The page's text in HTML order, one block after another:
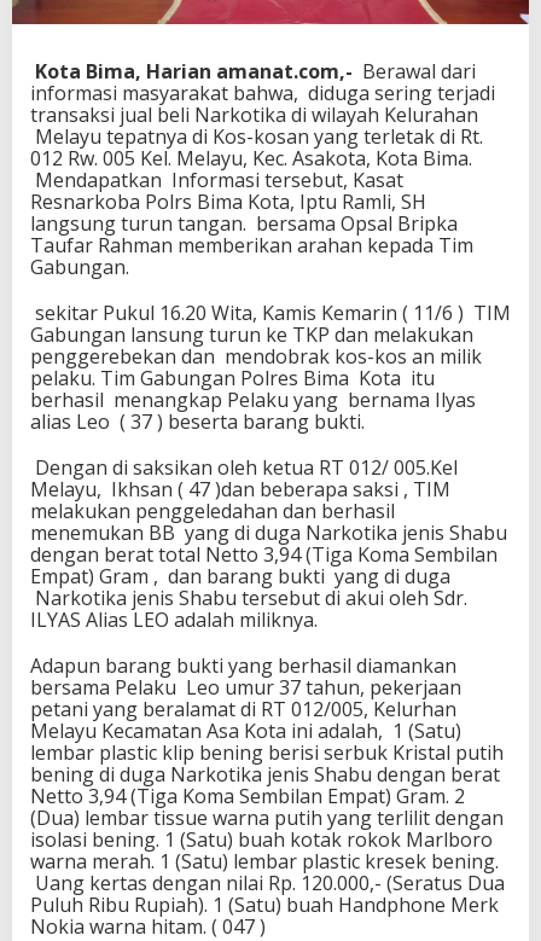
n
g
e
d
a
r
S
h
a
Kota Bima, Harian amanat.com,- Berawal dari
informasi masyarakat bahwa, diduga sering terjadi
transaksi jual beli Narkotika di wilayah Kelurahan
Melayu tepatnya di Kos-kosan yang terletak di Rt.
012 Rw. 005 Kel. Melayu, Kec. Asakota, Kota Bima.
Mendapatkan Informasi tersebut, Kasat
Resnarkoba Polrs Bima Kota, Iptu Ramli, SH
langsung turun tangan. bersama Opsal Bripka
Taufar Rahman memberikan arahan kepada Tim
Gabungan.
sekitar Pukul 16.20 Wita, Kamis Kemarin ( 11/6 ) TIM
Gabungan lansung turun ke TKP dan melakukan
penggerebekan dan mendobrak kos-kos an milik
pelaku. Tim Gabungan Polres Bima Kota itu
berhasil menangkap Pelaku yang bernama Ilyas
alias Leo ( 37 ) beserta barang bukti.
Dengan di saksikan oleh ketua RT 012/ 005.Kel
Melayu, Ikhsan ( 47 )dan beberapa saksi , TIM
melakukan penggeledahan dan berhasil
menemukan BB yang di duga Narkotika jenis Shabu
dengan berat total Netto 3,94 (Tiga Koma Sembilan
Empat) Gram , dan barang bukti yang di duga
Narkotika jenis Shabu tersebut di akui oleh Sdr.
ILYAS Alias LEO adalah miliknya.
Adapun barang bukti yang berhasil diamankan
bersama Pelaku Leo umur 37 tahun, pekerjaan
petani yang beralamat di RT 012/005, Kelurhan
Melayu Kecamatan Asa Kota ini adalah, 1 (Satu)
lembar plastic klip bening berisi serbuk Kristal putih
bening di duga Narkotika jenis Shabu dengan berat
Netto 3,94 (Tiga Koma Sembilan Empat) Gram. 2
(Dua) lembar tissue warna putih yang terlilit dengan
isolasi bening. 1 (Satu) buah kotak rokok Marlboro
warna merah. 1 (Satu) lembar plastic kresek bening.
Uang kertas dengan nilai Rp. 120.000,- (Seratus Dua
Puluh Ribu Rupiah). 1 (Satu) buah Handphone Merk
Nokia warna hitam. ( 047 )